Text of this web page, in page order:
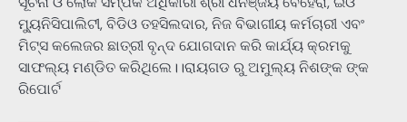
ମ୍ୟୁନିସିପାଲିଟୀ, ବିଡିଓ ତହସିଲଦାର, ନିଜ ବିଭାଗୀୟ କର୍ମଚାରୀ ଏବଂ
ମିଟ୍ସ କଲେଜର ଛାତ୍ରୀ ବୃନ୍ଦ ଯୋଗଦାନ କରି କାର୍ଯ୍ୟ କ୍ରମକୁ
ସାଫଲ୍ୟ ମଣ୍ଡିତ କରିଥିଲେ।।ରାୟଗଡ ରୁ ଅମୁଲ୍ୟ ନିଶଙ୍କ ଙ୍କ
ରିପୋର୍ଟ